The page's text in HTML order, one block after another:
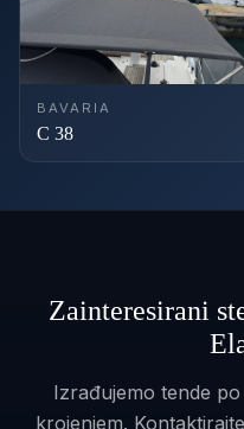
BAVARIA
C 38
Zainteresirani
Izrađujemo tende
krojenjem.